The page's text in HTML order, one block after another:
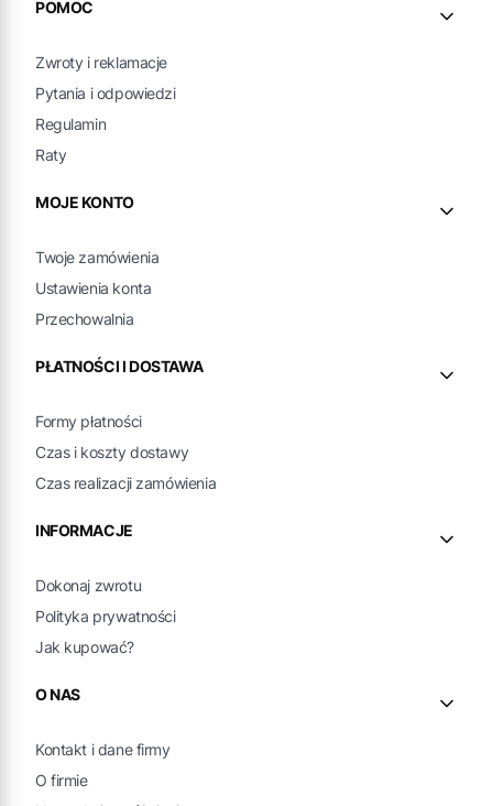
Linki w stopce
POMOC
Zwroty i reklamacje
Pytania i odpowiedzi
Regulamin
Raty
MOJE KONTO
Twoje zamówienia
Ustawienia konta
Przechowalnia
PŁATNOŚCI I DOSTAWA
Formy płatności
Czas i koszty dostawy
Czas realizacji zamówienia
INFORMACJE
Dokonaj zwrotu
Polityka prywatności
Jak kupować?
O NAS
Kontakt i dane firmy
O firmie